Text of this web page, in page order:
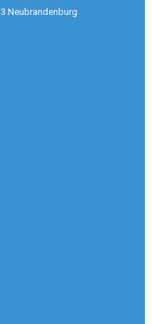
Neubrandenburg